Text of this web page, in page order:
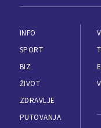
INFO
SPORT
BIZ
ŽIVOT
ZDRAVLJE
PUTOVANJA